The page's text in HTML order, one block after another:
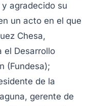
agradecido su
un acto en el que
Chesa,
el Desarrollo
(Fundesa);
de la
gerente de